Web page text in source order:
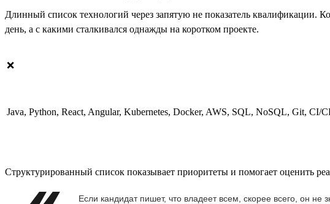
Длинный список технологий через запятую не показатель квалификации.
день, а с какими сталкивался однажды на коротком проекте.
❌
Java, Python, React, Angular, Kubernetes, Docker, AWS, SQL, NoSQL, Git, CI/
Структурированный список показывает приоритеты и помогает оценить
Если кандидат пишет, что владеет всем, скорее всего, он